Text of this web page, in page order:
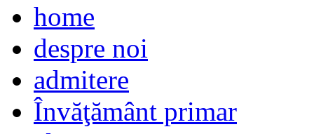
home
despre noi
admitere
Învăţământ primar